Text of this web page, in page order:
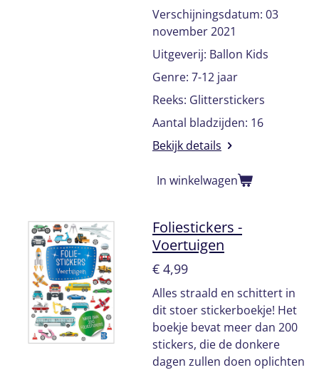
Verschijningsdatum: 03
november 2021
Uitgeverij: Ballon Kids
Genre: 7-12 jaar
Reeks: Glitterstickers
Aantal bladzijden: 16
Bekijk details
In winkelwagen
Foliestickers -
Voertuigen
€ 4,99
Alles straald en schittert in
dit stoer stickerboekje! Het
boekje bevat meer dan 200
stickers, die de donkere
dagen zullen doen oplichten